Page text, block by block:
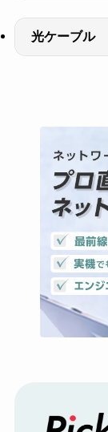
光ケーブル